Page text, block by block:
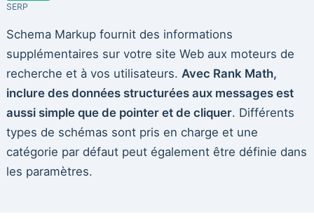
SERP
Schema Markup fournit des informations
supplémentaires sur votre site Web aux moteurs de
recherche et à vos utilisateurs. Avec Rank Math,
inclure des données structurées aux messages est
aussi simple que de pointer et de cliquer. Différents
types de schémas sont pris en charge et une
catégorie par défaut peut également être définie dans
les paramètres.